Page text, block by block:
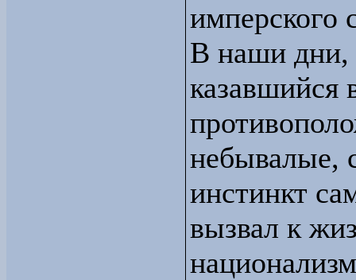
имперского
В наши дни,
казавшийся
небывалые,
инстинкт
вызвал к